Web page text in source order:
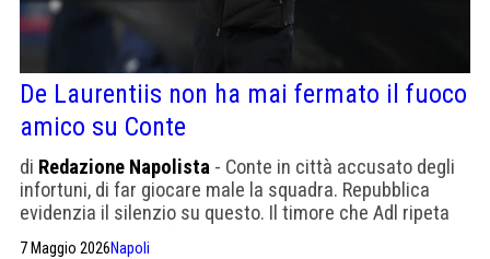
De Laurentiis non ha mai fermato il fuoco
amico su Conte
di Redazione Napolista - Conte in città accusato degli
infortuni, di far giocare male la squadra. Repubblica
evidenzia il silenzio su questo. Il timore che Adl ripeta
7 Maggio 2026Napoli